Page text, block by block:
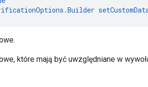
które mają być uwzględniane w